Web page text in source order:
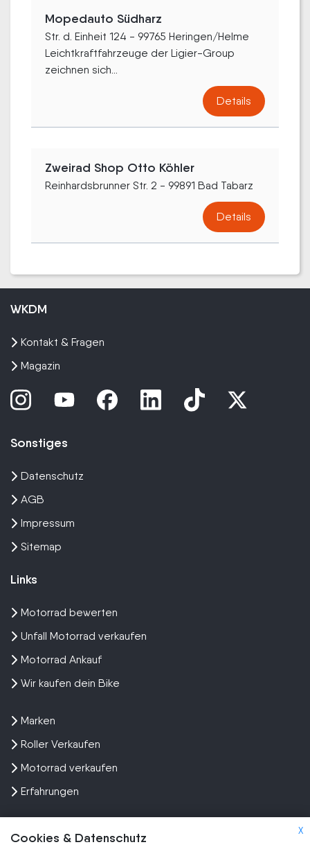
Mopedauto Südharz
Str. d. Einheit 124 - 99765 Heringen/Helme
Leichtkraftfahrzeuge der Ligier-Group
zeichnen sich...
Details
Zweirad Shop Otto Köhler
Reinhardsbrunner Str. 2 - 99891 Bad Tabarz
Details
X
Cookies & Datenschutz
WKDM
Kontakt & Fragen
Magazin
Sonstiges
Datenschutz
AGB
Impressum
Sitemap
Links
Motorrad bewerten
Unfall Motorrad verkaufen
Motorrad Ankauf
Wir kaufen dein Bike
Marken
Roller Verkaufen
Motorrad verkaufen
Erfahrungen